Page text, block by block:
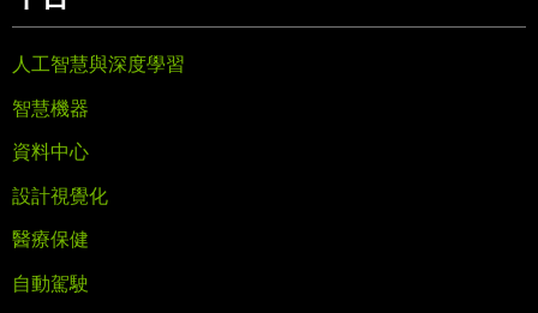
人工智慧與深度學習
智慧機器
資料中心
設計視覺化
醫療保健
自動駕駛